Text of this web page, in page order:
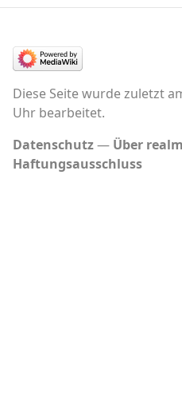
Diese Seite wurde zuletzt
Uhr bearbeitet.
Datenschutz
Über
Haftungsausschluss